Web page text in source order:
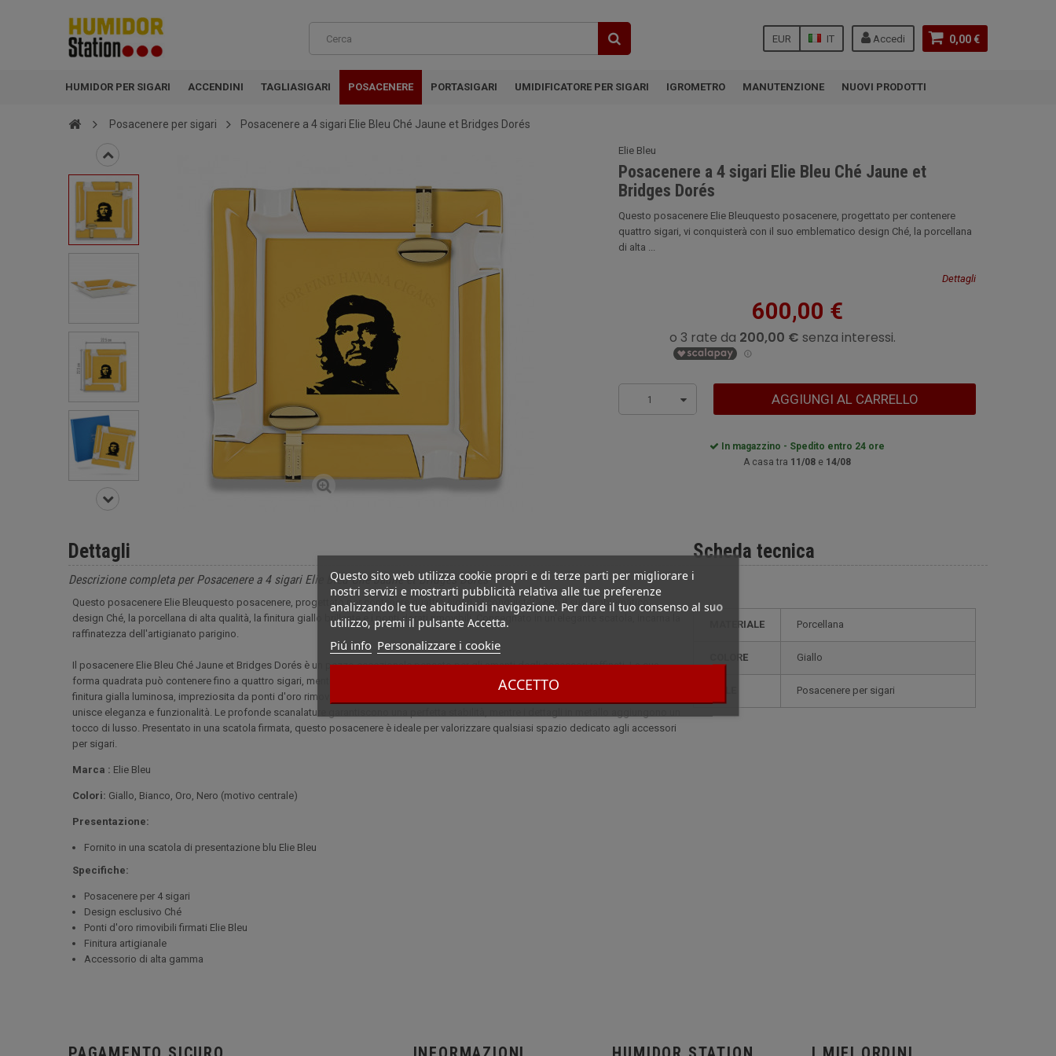
0,00 €
Accedi
IT
EUR
HUMIDOR PER SIGARI ACCENDINI TAGLIASIGARI POSACENERE PORTASIGARI UMIDIFICATORE PER SIGARI IGROMETRO MANUTENZIONE NUOVI PRODOTTI
Questo sito web utilizza cookie propri e di terze parti per migliorare i
nostri servizi e mostrarti pubblicità relativa alle tue preferenze
analizzando le tue abitudinidi navigazione. Per dare il tuo consenso al suo
utilizzo, premi il pulsante Accetta.
Piú info Personalizzare i cookie
ACCETTO
Posacenere per sigari Posacenere a 4 sigari Elie Bleu Ché Jaune et Bridges Dorés
Elie Bleu
Posacenere a 4 sigari Elie Bleu Ché Jaune et
Bridges Dorés
Questo posacenere Elie Bleuquesto posacenere, progettato per contenere
quattro sigari, vi conquisterà con il suo emblematico design Ché, la porcellana
di alta ...
Dettagli
600,00 €
1 AGGIUNGI AL CARRELLO
In magazzino - Spedito entro 24 ore
A casa tra 11/08 e 14/08
Scheda tecnica
MATERIALE Porcellana
COLORE Giallo
posacenere per sigari
Dettagli
Descrizione completa per Posacenere a 4 sigari Elie Bleu Ché Jaune et Bridges Dorés
Questo posacenere Elie Bleuquesto posacenere, progettato per contenere quattro sigari, vi conquisterà con il suo emblematico
design Ché, la porcellana di alta qualità, la finitura giallo brillante e i ponti dorati rimovibili. Consegnato in un'elegante scatola, incarna la
raffinatezza dell'artigianato parigino.
Il posacenere Elie Bleu Ché Jaune et Bridges Dorés è un pezzo eccezionale pensato per gli amanti degli accessori raffinati. La sua
forma quadrata può contenere fino a quattro sigari, mentre al centro presenta un motivo emblematico e un'iscrizione dedicata. La sua
finitura gialla luminosa, impreziosita da ponti d'oro rimovibili, illustra il know-how di Elie Bleu. Realizzato in porcellana di alta qualità,
unisce eleganza e funzionalità. Le profonde scanalature garantiscono una perfetta stabilità, mentre i dettagli in metallo aggiungono un
tocco di lusso. Presentato in una scatola firmata, questo posacenere è ideale per valorizzare qualsiasi spazio dedicato agli accessori
per sigari.
Marca : Elie Bleu
Colori: Giallo, Bianco, Oro, Nero (motivo centrale)
Presentazione:
Fornito in una scatola di presentazione blu Elie Bleu
Specifiche:
Posacenere per 4 sigari
Design esclusivo Ché
Ponti d'oro rimovibili firmati Elie Bleu
Finitura artigianale
Accessorio di alta gamma